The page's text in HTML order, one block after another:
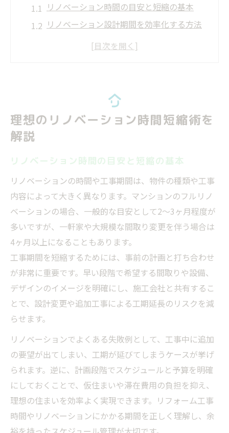
リノベーション時間の目安と短縮の基本
リノベーション設計期間を効率化する方法
仮住まいを考慮したリノベーションの進め
リノベーションの流れから見る時間管理術
工期を最小限に抑えるリノベーションのコツ
リノベーション工期短縮に有効な段取り術
意点
工事期間を抑えるためのリノベーション相
談法
リノベーションで無駄な時間を省く実践例
追加工事を防ぐリノベーション計画の秘訣
仮住まい期間を左右するリノベーションの計画
リノベーション期間と仮住まい選びのポイ
ント
仮住まい費用を抑えるリノベーション戦略
短期間で済むリノベーション計画の立て方
性
リノベーション期間中の生活スタイルの工
夫
リノベーションの流れで注意すべき期間管理
リノベーション流れを理解した期間管理術
設計と工事が重なるリノベーションの対応
理想のリノベーション時間短縮術を
解説
リノベーション時間の目安と短縮の基本
リノベーションの時間や工事期間は、物件の種類や工事
内容によって大きく異なります。マンションのフルリノ
ベーションの場合、一般的な目安として2〜3ヶ月程度が
多いですが、一軒家や大規模な間取り変更を伴う場合は
4ヶ月以上になることもあります。
工事期間を短縮するためには、事前の計画と打ち合わせ
が非常に重要です。早い段階で希望する間取りや設備、
デザインのイメージを明確にし、施工会社と共有するこ
とで、設計変更や追加工事による工期延長のリスクを減
らせます。
リノベーションでよくある失敗例として、工事中に追加
の要望が出てしまい、工期が延びてしまうケースが挙げ
られます。逆に、計画段階でスケジュールと予算を明確
にしておくことで、仮住まいや滞在費用の負担を抑え、
理想の住まいを効率よく実現できます。リフォーム工事
時間やリノベーションにかかる期間を正しく理解し、余